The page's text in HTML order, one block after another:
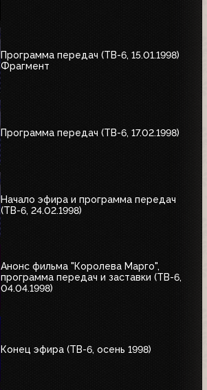
Программа передач (ТВ-6, 15.01.1998)
Фрагмент
Программа передач (ТВ-6, 17.02.1998)
Начало эфира и программа передач
(ТВ-6, 24.02.1998)
Анонс фильма "Королева Марго",
программа передач и заставки (ТВ-6,
04.04.1998)
Конец эфира (ТВ-6, осень 1998)